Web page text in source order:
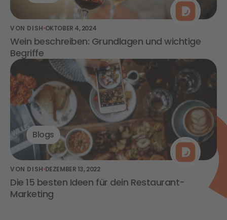
VON DISH OKTOBER 4, 2024
Wein beschreiben: Grundlagen und wichtige
Begriffe
Blogs
VON DISH DEZEMBER 13, 2022
Die 15 besten Ideen für dein Restaurant-
Marketing